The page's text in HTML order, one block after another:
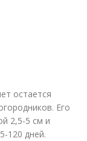
остается
Его
2,5-5 см и
120 дней.